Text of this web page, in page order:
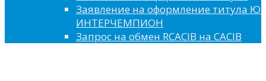
Заявление на оформление титула
ИНТЕРЧЕМПИОН
Запрос на обмен RCACIB на CACIB